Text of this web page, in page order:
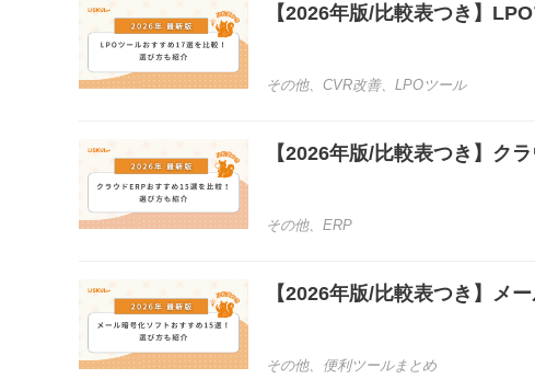
【2026年版/比較表つき】
その他、 CVR改善、 LPOツール
【2026年版/比較表つき】ク
その他、 ERP
【2026年版/比較表つき】メ
その他、 便利ツールまとめ